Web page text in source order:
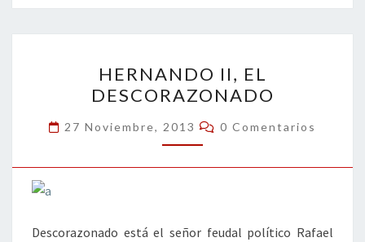
o
o
er dI
n
l
p
ar
tir
II,
EL
DESCORAZONADO
HERNANDO II, EL
DESCORAZONADO
27 Noviembre, 2013 Comentarios
0 Comentarios
Descorazonado está el señor feudal político Rafael